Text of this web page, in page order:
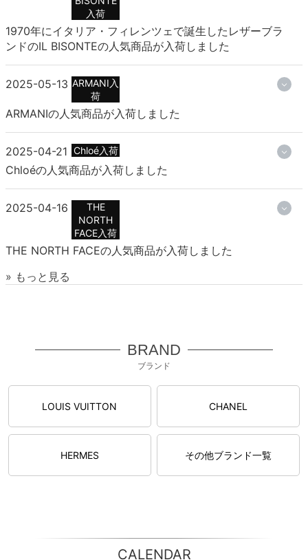
入荷
1970年にイタリア・フィレンツェで誕生したレザーブラ
ンドのIL BISONTEの人気商品が入荷しました
2025-05-13 ARMANI入
荷
ARMANIの人気商品が入荷しました
2025-04-21 Chloé入荷
Chloéの人気商品が入荷しました
2025-04-16
THE
NORTH
FACE入荷
THE NORTH FACEの人気商品が入荷しました
» もっと見る
BRAND
ブランド
LOUIS VUITTON CHANEL
HERMES その他ブランド一覧
CALENDAR